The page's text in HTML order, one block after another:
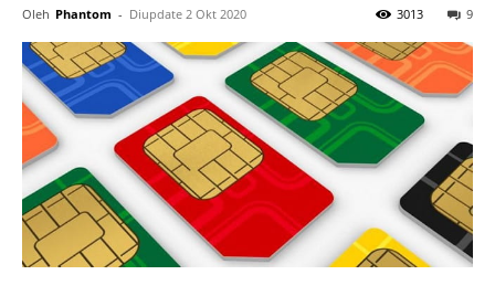
Oleh Phantom - Diupdate 2 Okt 2020 9
3013